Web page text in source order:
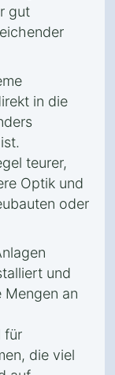
gut
in die
teurer,
Optik und
oder
und
an
für
die viel